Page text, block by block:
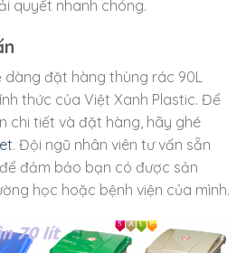
quyết nhanh chóng.
dàng đặt hàng thùng rác 90L
thức của Việt Xanh Plastic. Để
chi tiết và đặt hàng, hãy ghé
. Đội ngũ nhân viên tư vấn sẵn
đảm bảo bạn có được sản
học hoặc bệnh viện của mình.